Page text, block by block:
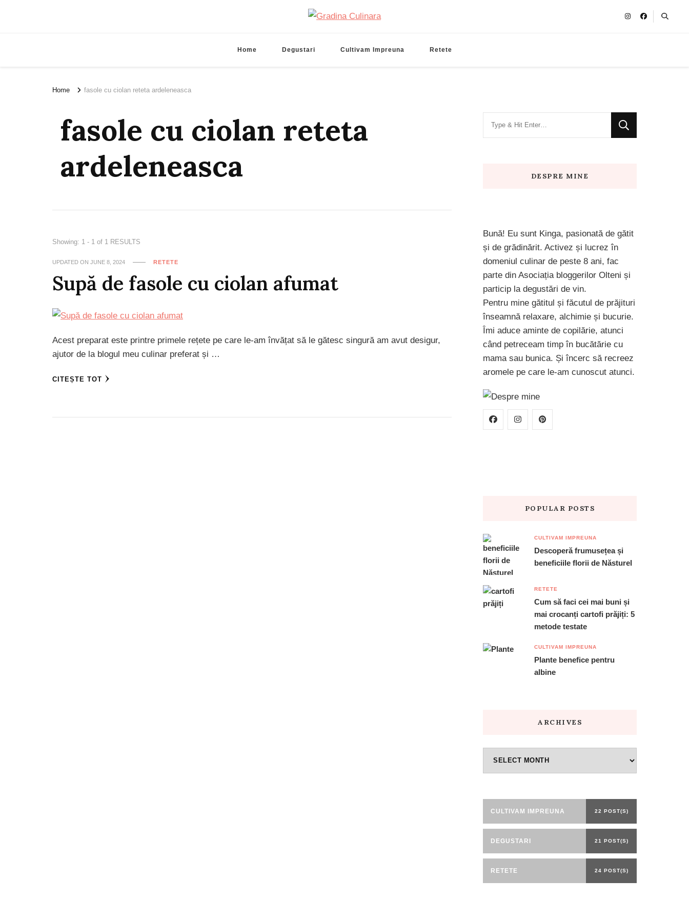
Home Degustari Cultivam Impreuna Retete
Home fasole cu ciolan reteta ardeleneasca
fasole cu ciolan reteta
ardeleneasca
Showing: 1 - 1 of 1 RESULTS
UPDATED ON JUNE 8, 2024 RETETE
Supă de fasole cu ciolan afumat
Acest preparat este printre primele rețete pe care le-am învățat să le gătesc singură am avut desigur,
ajutor de la blogul meu culinar preferat și …
CITEȘTE TOT
DESPRE MINE
Bună! Eu sunt Kinga, pasionată de gătit
și de grădinărit. Activez și lucrez în
domeniul culinar de peste 8 ani, fac
parte din Asociația bloggerilor Olteni și
particip la degustări de vin.
Pentru mine gătitul și făcutul de prăjituri
înseamnă relaxare, alchimie și bucurie.
Îmi aduce aminte de copilărie, atunci
când petreceam timp în bucătărie cu
mama sau bunica. Și încerc să recreez
aromele pe care le-am cunoscut atunci.
POPULAR POSTS
CULTIVAM IMPREUNA
Descoperă frumusețea și
beneficiile florii de Năsturel
RETETE
Cum să faci cei mai buni și
mai crocanți cartofi prăjiți: 5
metode testate
CULTIVAM IMPREUNA
Plante benefice pentru
albine
ARCHIVES
CULTIVAM IMPREUNA 22 POST(S)
DEGUSTARI 21 POST(S)
RETETE 24 POST(S)